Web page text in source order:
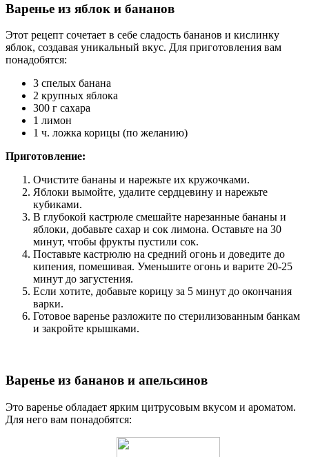
Варенье из яблок и бананов
Этот рецепт сочетает в себе сладость бананов и кислинку
яблок, создавая уникальный вкус. Для приготовления вам
понадобятся:
3 спелых банана
2 крупных яблока
300 г сахара
1 лимон
1 ч. ложка корицы (по желанию)
Приготовление:
Очистите бананы и нарежьте их кружочками.
Яблоки вымойте, удалите сердцевину и нарежьте
кубиками.
В глубокой кастрюле смешайте нарезанные бананы и
яблоки, добавьте сахар и сок лимона. Оставьте на 30
минут, чтобы фрукты пустили сок.
Поставьте кастрюлю на средний огонь и доведите до
кипения, помешивая. Уменьшите огонь и варите 20-25
минут до загустения.
Если хотите, добавьте корицу за 5 минут до окончания
варки.
Готовое варенье разложите по стерилизованным банкам
и закройте крышками.
Варенье из бананов и апельсинов
Это варенье обладает ярким цитрусовым вкусом и ароматом.
Для него вам понадобятся: